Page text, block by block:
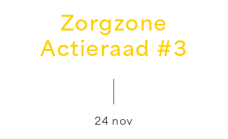
Zorgzone
Actieraad #3
24 nov